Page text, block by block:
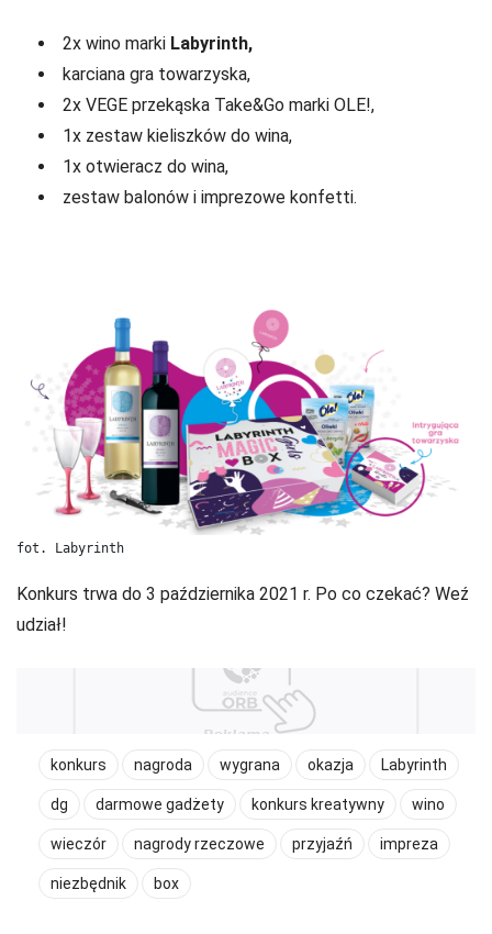
2x wino marki Labyrinth,
karciana gra towarzyska,
2x VEGE przekąska Take&Go marki OLE!,
1x zestaw kieliszków do wina,
1x otwieracz do wina,
zestaw balonów i imprezowe konfetti.
fot. Labyrinth
Konkurs trwa do 3 października 2021 r. Po co czekać? Weź
udział!
konkurs nagroda wygrana okazja Labyrinth
dg darmowe gadżety konkurs kreatywny wino
wieczór nagrody rzeczowe przyjaźń impreza
niezbędnik box